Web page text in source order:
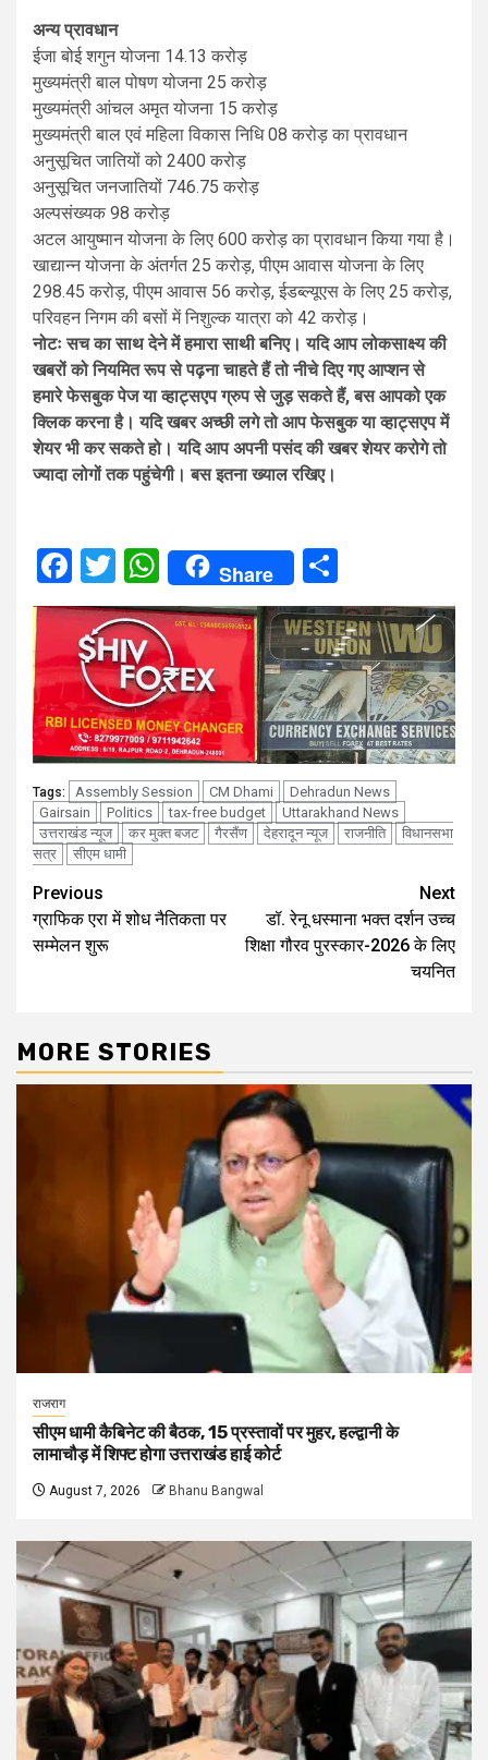
अन्य प्रावधान
ईजा बोई शगुन योजना 14.13 करोड़
मुख्यमंत्री बाल पोषण योजना 25 करोड़
मुख्यमंत्री आंचल अमृत योजना 15 करोड़
मुख्यमंत्री बाल एवं महिला विकास निधि 08 करोड़ का प्रावधान
अनुसूचित जातियों को 2400 करोड़
अनुसूचित जनजातियों 746.75 करोड़
अल्पसंख्यक 98 करोड़
अटल आयुष्मान योजना के लिए 600 करोड़ का प्रावधान किया गया है।
खाद्यान्न योजना के अंतर्गत 25 करोड़, पीएम आवास योजना के लिए
298.45 करोड़, पीएम आवास 56 करोड़, ईडब्ल्यूएस के लिए 25 करोड़,
परिवहन निगम की बसों में निशुल्क यात्रा को 42 करोड़।
नोटः सच का साथ देने में हमारा साथी बनिए। यदि आप लोकसाक्ष्य की
खबरों को नियमित रूप से पढ़ना चाहते हैं तो नीचे दिए गए आप्शन से
हमारे फेसबुक पेज या व्हाट्सएप ग्रुप से जुड़ सकते हैं, बस आपको एक
क्लिक करना है। यदि खबर अच्छी लगे तो आप फेसबुक या व्हाट्सएप में
शेयर भी कर सकते हो। यदि आप अपनी पसंद की खबर शेयर करोगे तो
ज्यादा लोगों तक पहुंचेगी। बस इतना ख्याल रखिए।
Facebook
Twitter
WhatsApp
Share
Tags: Assembly Session CM Dhami
Dehradun News
Gairsain
Politics tax-free budget
Uttarakhand News
उत्तराखंड न्यूज
कर मुक्त बजट गैरसैंण देहरादून न्यूज राजनीति
विधानसभा
सत्र
सीएम धामी
Continue
Reading
Previous
ग्राफिक एरा में शोध नैतिकता पर
सम्मेलन शुरू
Next
डॉ. रेनू धस्माना भक्त दर्शन उच्च
शिक्षा गौरव पुरस्कार-2026 के लिए
चयनित
MORE STORIES
राजराग
सीएम धामी कैबिनेट की बैठक, 15 प्रस्तावों पर मुहर, हल्द्वानी के
लामाचौड़ में शिफ्ट होगा उत्तराखंड हाई कोर्ट
August 7, 2026 Bhanu Bangwal